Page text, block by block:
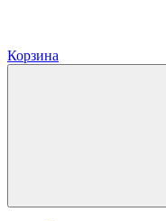
Корзина